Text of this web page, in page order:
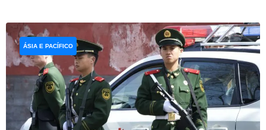
ÁSIA E PACÍFICO